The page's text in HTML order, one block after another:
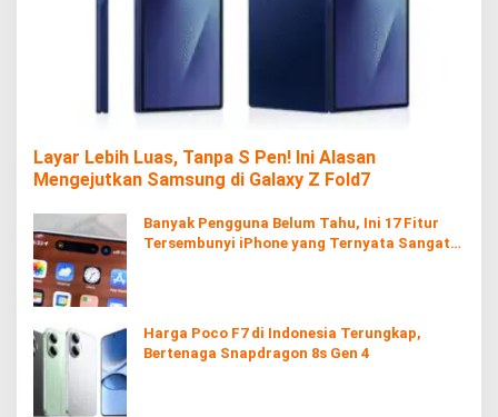
Layar Lebih Luas, Tanpa S Pen! Ini Alasan
Mengejutkan Samsung di Galaxy Z Fold7
Banyak Pengguna Belum Tahu, Ini 17 Fitur
Tersembunyi iPhone yang Ternyata Sangat
Harga Poco F7 di Indonesia Terungkap,
Bertenaga Snapdragon 8s Gen 4